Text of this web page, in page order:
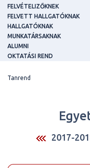
FELVÉTELIZŐKNEK
FELVETT HALLGATÓKNAK
HALLGATÓKNAK
MUNKATÁRSAKNAK
ALUMNI
OKTATÁSI REND
Tanrend
2017-